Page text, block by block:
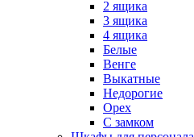
2 ящика
3 ящика
4 ящика
Белые
Венге
Выкатные
Недорогие
Орех
С замком